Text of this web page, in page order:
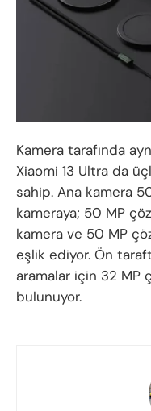
Kamera tarafında
Xiaomi 13 Ultra da
sahip. Ana kamera
kameraya; 50 MP
kamera ve 50 MP
eşlik ediyor. Ön
aramalar için 32 MP
bulunuyor.